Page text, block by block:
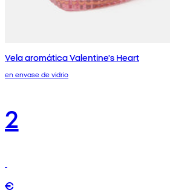
Vela aromática Valentine's Heart
en envase de vidrio
2
€